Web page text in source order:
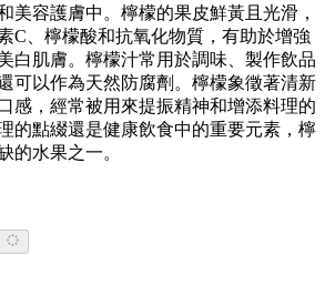
美容護膚中。檸檬的果皮鮮黃且光滑，
C、檸檬酸和抗氧化物質，有助於增強
白肌膚。檸檬汁常用於調味、製作飲品
可以作為天然防腐劑。檸檬象徵著清新
感，經常被用來提振精神和增添料理的
的點綴還是健康飲食中的重要元素，檸
的水果之一。